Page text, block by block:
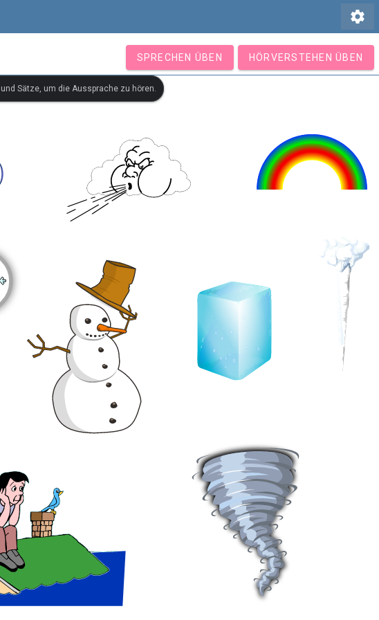
settings
SPRECHEN ÜBEN HÖRVERSTEHEN ÜBEN
Sätze, um die Aussprache zu hören.